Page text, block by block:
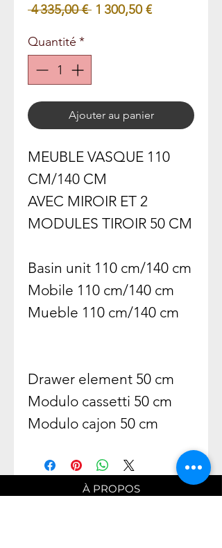
4 335,00 € Prix
1 300,50 €Prix
Quantité *
Ajouter au panier
MEUBLE VASQUE 110
CM/140 CM
AVEC MIROIR ET 2
MODULES TIROIR 50 CM
Basin unit 110 cm/140 cm
Mobile 110 cm/140 cm
Mueble 110 cm/140 cm
Drawer element 50 cm
Modulo cassetti 50 cm
Modulo cajon 50 cm
À PROPOS